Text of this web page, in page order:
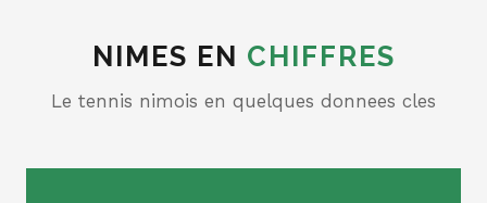
NIMES EN CHIFFRES
Le tennis nimois en quelques donnees cles